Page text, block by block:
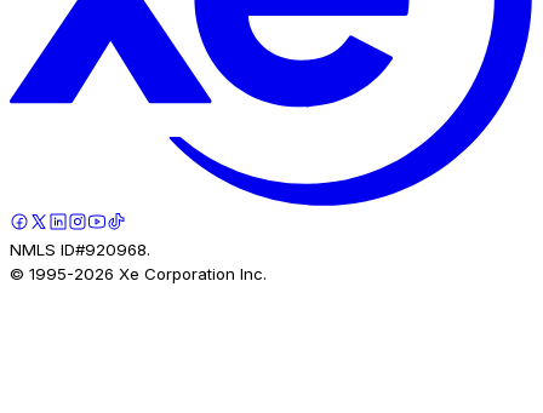
NMLS ID#920968.
© 1995-2026 Xe Corporation Inc.